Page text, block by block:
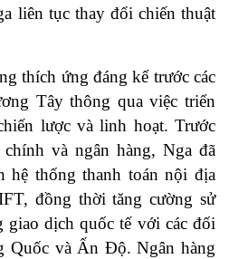
liên tục thay đổi chiến thuật
thích ứng đáng kể trước các
Tây thông qua việc triển
lược và linh hoạt. Trước
và ngân hàng, Nga đã
hệ thống thanh toán nội địa
đồng thời tăng cường sử
giao dịch quốc tế với các đối
Quốc và Ấn Độ. Ngân hàng